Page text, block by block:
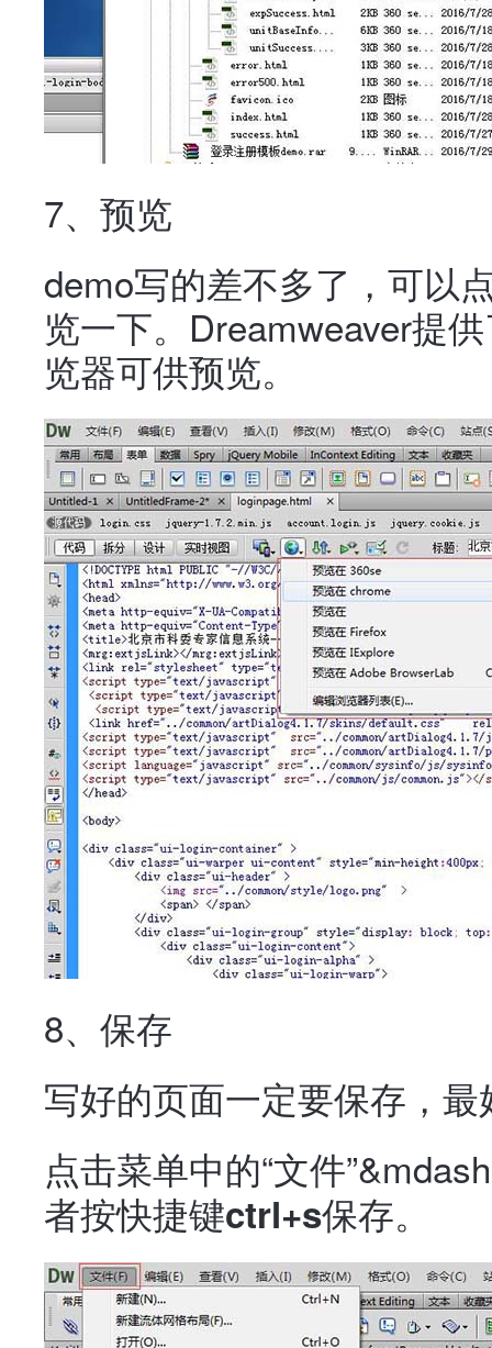
7、预览
demo写的差不多了，可以
览一下。Dreamweaver提
览器可供预览。
8、保存
写好的页面一定要保存，
点击菜单中的“文件
者按快捷键ctrl+s保存。